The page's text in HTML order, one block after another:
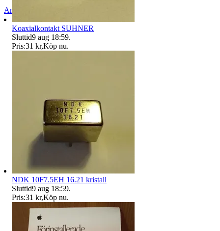
Anmäl
Koaxialkontakt SUHNER
Sluttid9 aug 18:59.
Pris:31 kr,Köp nu.
NDK 10F7.5EH 16.21 kristall
Sluttid9 aug 18:59.
Pris:31 kr,Köp nu.